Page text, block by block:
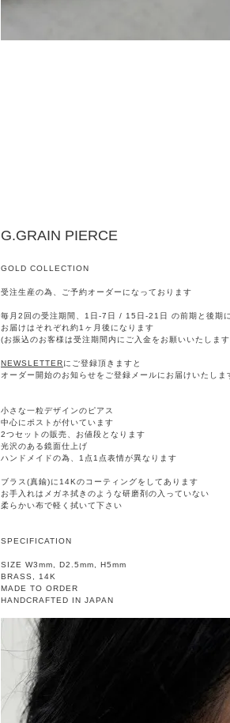
G.GRAIN PIERCE
GOLD COLLECTION
受注生産の為、ご予約オーダーになっております
毎月2回の受注期間、1日-7日 / 15日-21日 の前期と後期
お届けはそれぞれ約1ヶ月後になります
(お振込のお客様は受注期間内にご入金をお願いいたしま
NEWSLETTERにご登録頂きますと
オーダー開始のお知らせをご登録メールにお届けいたしま
小さな一粒デザインのピアス
中心にポストが付いています
2つセットの販売、お値段となります
光沢のある鏡面仕上げ
ハンドメイドの為、1点1点表情が異なります
ブラス(真鍮)に14Kのコーティングをしてあります
お手入れはメガネ拭きのような研磨剤の入っていない
柔らかい布で軽く拭いて下さい
SPECIFICATION
SIZE W3mm, D2.5mm, H5mm
BRASS, 14K
MADE TO ORDER
HANDCRAFTED IN JAPAN